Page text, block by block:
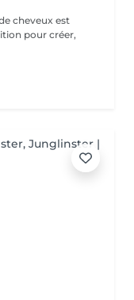
cheveux est
pour créer,